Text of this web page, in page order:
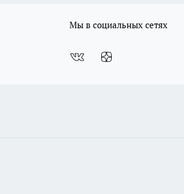
Мы в социальных сетях